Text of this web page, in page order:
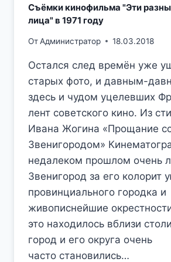
Съёмки кинофильма "Эти
лица" в 1971 году
ОтАдминистратор 18.03.2018
Остался след времён уже
старых фото, и давным-
здесь и чудом уцелевших
лент советского кино. Из
Ивана Жогина «Прощание
Звенигородом»
недалеком прошлом очень
Звенигород за его колорит
провинциального городка и
живописнейшие
это находилось вблизи
город и его округа очень
часто становились…